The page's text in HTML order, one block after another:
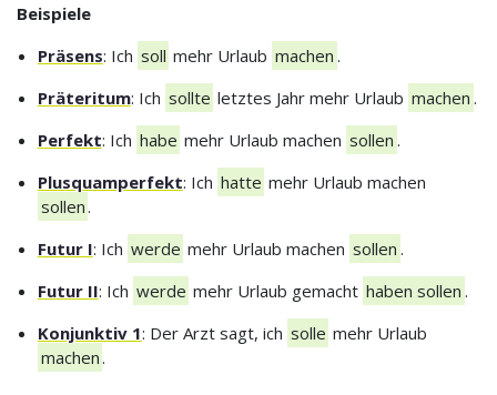
Beispiele
Präsens: Ich soll mehr Urlaub machen .
Präteritum: Ich sollte letztes Jahr mehr Urlaub machen .
Perfekt: Ich habe mehr Urlaub machen sollen .
Plusquamperfekt: Ich hatte mehr Urlaub machen
sollen .
Futur I: Ich werde mehr Urlaub machen sollen .
Futur II: Ich werde mehr Urlaub gemacht haben sollen .
Konjunktiv 1: Der Arzt sagt, ich solle mehr Urlaub
machen .